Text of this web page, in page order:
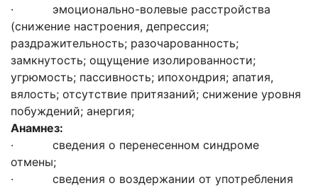
· эмоционально-волевые расстройства
(снижение настроения, депрессия;
раздражительность; разочарованность;
замкнутость; ощущение изолированности;
угрюмость; пассивность; ипохондрия; апатия,
вялость; отсутствие притязаний; снижение уровня
побуждений; анергия;
Анамнез:
· сведения о перенесенном синдроме
отмены;
· сведения о воздержании от употребления